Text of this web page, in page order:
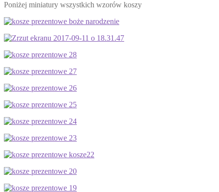
Poniżej miniatury wszystkich wzorów koszy